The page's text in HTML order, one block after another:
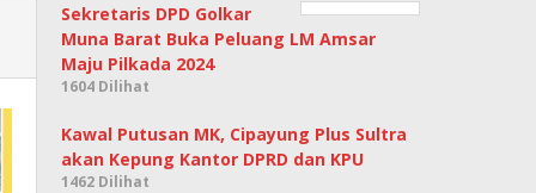
Sekretaris DPD Golkar
Muna Barat Buka Peluang LM Amsar
Maju Pilkada 2024
1604 Dilihat
Kawal Putusan MK, Cipayung Plus Sultra
akan Kepung Kantor DPRD dan KPU
1462 Dilihat